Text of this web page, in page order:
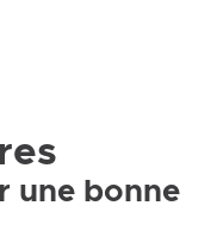
une bonne